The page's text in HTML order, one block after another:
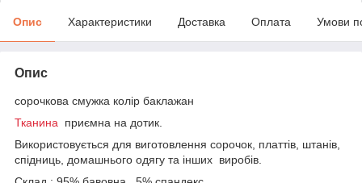
Опис Характеристики Доставка Оплата Умови
Опис
сорочкова смужка колір баклажан
Тканина приємна на дотик.
Використовується для виготовлення сорочок, платтів, штанів,
спідниць, домашнього одягу та інших виробів.